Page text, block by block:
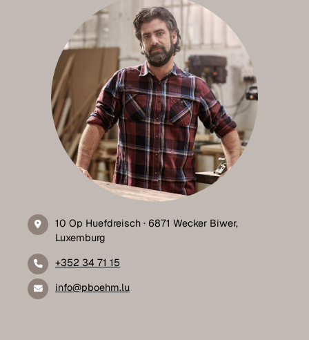
10 Op Huefdreisch · 6871 Wecker Biwer,
Luxemburg
+352 34 71 15
info@pboehm.lu